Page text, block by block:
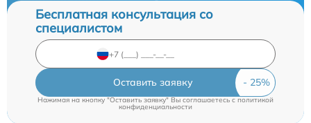
Бесплатная консультация со
специалистом
Оставить заявку
Нажимая на кнопку "Оставить заявку" Вы соглашаетесь cполитикой
конфиденциальности